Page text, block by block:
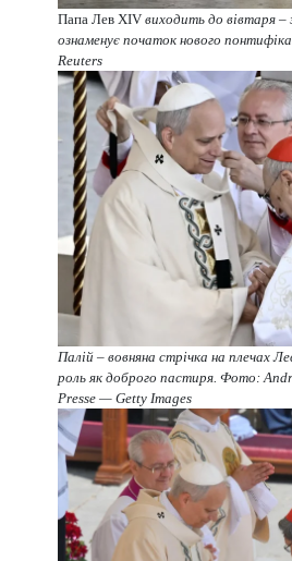
Папа Лев XIV виходить до вівтаря
ознаменує початок нового
Reuters
Палій – вовняна стрічка на плечах
роль як доброго пастиря. Фото:
Presse — Getty Images